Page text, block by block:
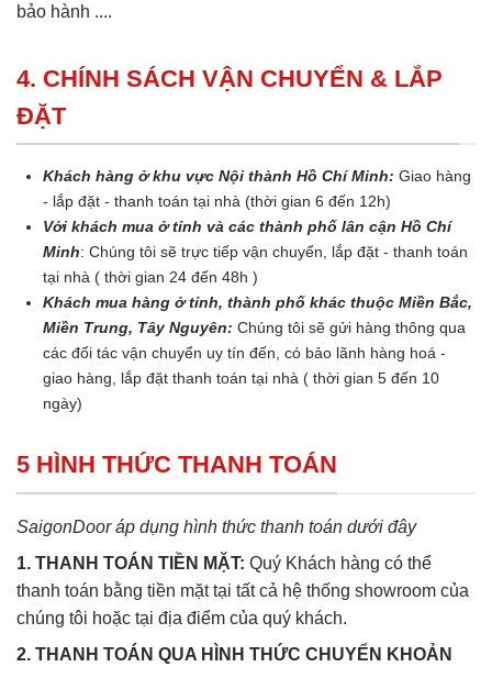
bảo hành ....
4. CHÍNH SÁCH VẬN CHUYỂN & LẮP
ĐẶT
Khách hàng ở khu vực Nội thành Hồ Chí Minh: Giao hàng
- lắp đặt - thanh toán tại nhà (thời gian 6 đến 12h)
Với khách mua ở tỉnh và các thành phố lân cận Hồ Chí
Minh: Chúng tôi sẽ trực tiếp vận chuyển, lắp đặt - thanh toán
tại nhà ( thời gian 24 đến 48h )
Khách mua hàng ở tỉnh, thành phố khác thuộc Miền Bắc,
Miền Trung, Tây Nguyên: Chúng tôi sẽ gửi hàng thông qua
các đối tác vận chuyển uy tín đến, có bảo lãnh hàng hoá -
giao hàng, lắp đặt thanh toán tại nhà ( thời gian 5 đến 10
ngày)
5 HÌNH THỨC THANH TOÁN
SaigonDoor áp dụng hình thức thanh toán dưới đây
1. THANH TOÁN TIỀN MẶT: Quý Khách hàng có thể
thanh toán bằng tiền mặt tại tất cả hệ thống showroom của
chúng tôi hoặc tại địa điểm của quý khách.
2. THANH TOÁN QUA HÌNH THỨC CHUYỂN KHOẢN